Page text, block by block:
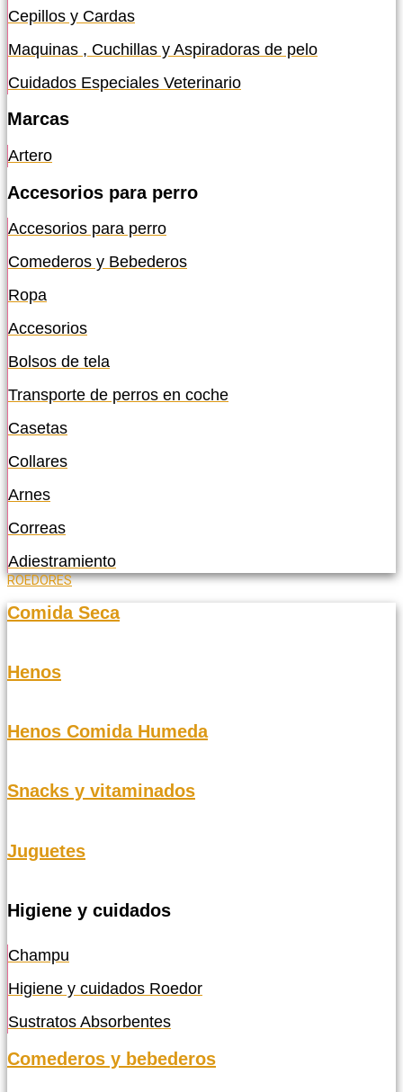
Cepillos y Cardas
Maquinas , Cuchillas y Aspiradoras de pelo
Cuidados Especiales Veterinario
Marcas
Artero
Accesorios para perro
Accesorios para perro
Comederos y Bebederos
Ropa
Accesorios
Bolsos de tela
Transporte de perros en coche
Casetas
Collares
Arnes
Correas
Adiestramiento
ROEDORES
Comida Seca
Henos
Henos Comida Humeda
Snacks y vitaminados
Juguetes
Higiene y cuidados
Champu
Higiene y cuidados Roedor
Sustratos Absorbentes
Comederos y bebederos